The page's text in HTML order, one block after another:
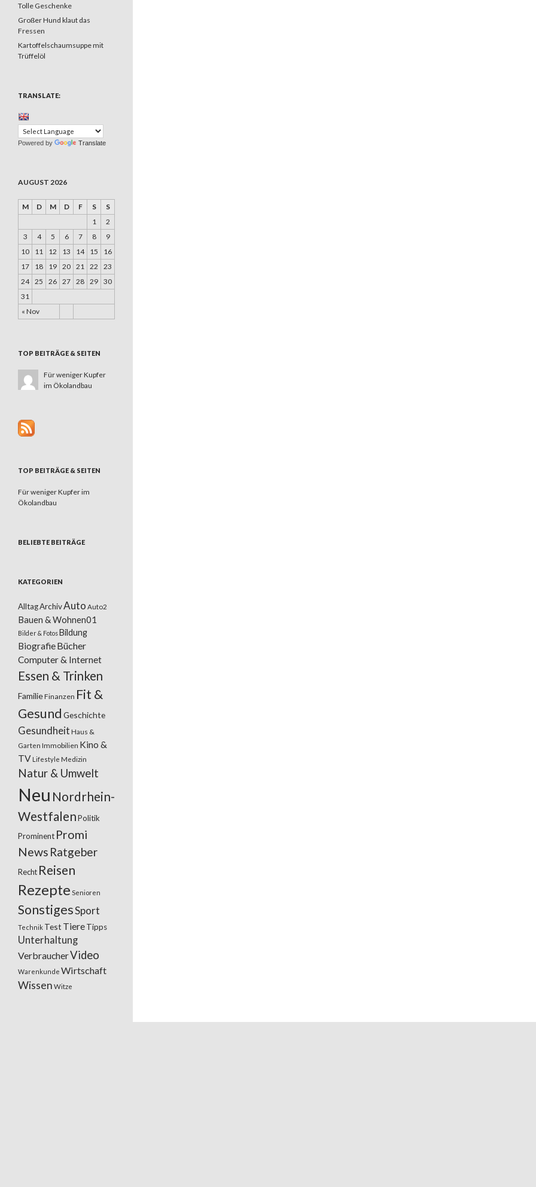
Tolle Geschenke
Großer Hund klaut das
Fressen
Kartoffelschaumsuppe mit
Trüffelöl
TRANSLATE:
Powered by Translate
AUGUST 2026
M D M D F S S
« Nov
1
2
3
4 5 6 7 8
9
10
11 12 13 14 15
16
17
18 19 20 21 22
23
24 25 26 27 28 29 30
31
TOP BEITRÄGE & SEITEN
Für weniger Kupfer
im Ökolandbau
TOP BEITRÄGE & SEITEN
Für weniger Kupfer im
Ökolandbau
BELIEBTE BEITRÄGE
KATEGORIEN
AlltagArchivAuto Auto2
Bauen & Wohnen01
Bilder & FotosBildung
BiografieBücher
Computer & Internet
Essen & Trinken
FamilieFinanzen Fit &
Gesund Geschichte
Gesundheit Haus &
Garten Immobilien Kino &
TV Lifestyle Medizin
Natur & Umwelt
Neu Nordrhein-
WestfalenPolitik
Prominent Promi
News Ratgeber
Recht Reisen
Rezepte Senioren
SonstigesSport
Technik Test TiereTipps
Unterhaltung
VerbraucherVideo
Warenkunde Wirtschaft
Wissen Witze